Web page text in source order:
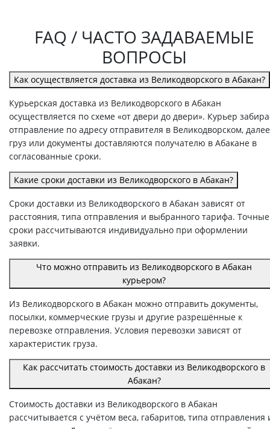
FAQ / ЧАСТО ЗАДАВАЕМЫЕ
ВОПРОСЫ
Как осуществляется доставка из Великодворского в Абакан?
Курьерская доставка из Великодворского в Абакан
осуществляется по схеме «от двери до двери». Курьер
отправление по адресу отправителя в Великодворском, далее
груз или документы доставляются получателю в Абакане в
согласованные сроки.
Какие сроки доставки из Великодворского в Абакан?
Сроки доставки из Великодворского в Абакан зависят от
расстояния, типа отправления и выбранного тарифа. Точные
сроки рассчитываются индивидуально при оформлении
заявки.
Что можно отправить из Великодворского в Абакан
курьером?
Из Великодворского в Абакан можно отправить документы,
посылки, коммерческие грузы и другие разрешённые к
перевозке отправления. Условия перевозки зависят от
характеристик груза.
Как рассчитать стоимость доставки из Великодворского в
Абакан?
Стоимость доставки из Великодворского в Абакан
рассчитывается с учётом веса, габаритов, типа отправления